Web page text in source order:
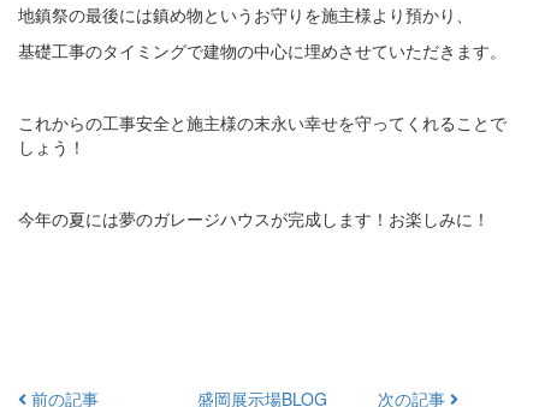
地鎮祭の最後には鎮め物というお守りを施主様より預かり、
基礎工事のタイミングで建物の中心に埋めさせていただきます。
これからの工事安全と施主様の末永い幸せを守ってくれることで
しょう！
今年の夏には夢のガレージハウスが完成します！お楽しみに！
前の記事 盛岡展示場BLOG 次の記事